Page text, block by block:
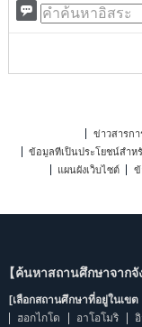
ข่าวสารก
ข้อมูลที่เป็นประโยชน์สำห
แผนผังเว็บไซต์
ข้
【ค้นหาสถานศึกษาจาก
[เลือกสถานศึกษาที่อยู่ในเขต
ฮอกไกโด
อาโอโมริ